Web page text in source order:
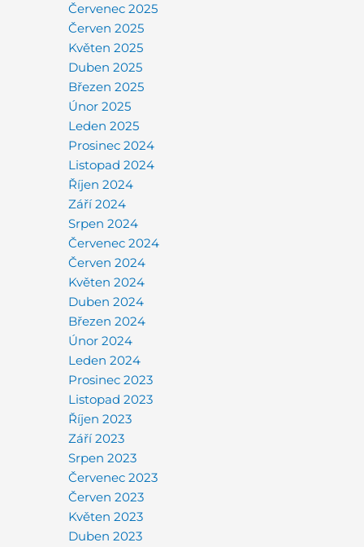
Červenec 2025
Červen 2025
Květen 2025
Duben 2025
Březen 2025
Únor 2025
Leden 2025
Prosinec 2024
Listopad 2024
Říjen 2024
Září 2024
Srpen 2024
Červenec 2024
Červen 2024
Květen 2024
Duben 2024
Březen 2024
Únor 2024
Leden 2024
Prosinec 2023
Listopad 2023
Říjen 2023
Září 2023
Srpen 2023
Červenec 2023
Červen 2023
Květen 2023
Duben 2023